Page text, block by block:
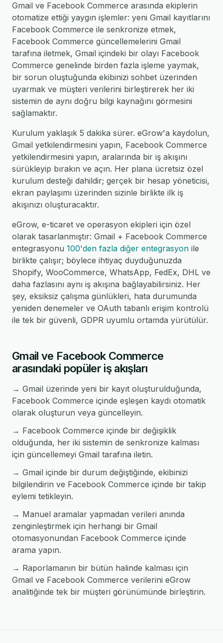
Gmail ve Facebook Commerce arasında ekiplerin
otomatize ettiği yaygın işlemler: yeni Gmail kayıtlarını
Facebook Commerce ile senkronize etmek,
Facebook Commerce güncellemelerini Gmail
tarafına iletmek, Gmail içindeki bir olayı Facebook
Commerce genelinde birden fazla işleme yaymak,
bir sorun oluştuğunda ekibinizi sohbet üzerinden
uyarmak ve müşteri verilerini birleştirerek her iki
sistemin de aynı doğru bilgi kaynağını görmesini
sağlamaktır.
Kurulum yaklaşık 5 dakika sürer. eGrow'a kaydolun,
Gmail yetkilendirmesini yapın, Facebook Commerce
yetkilendirmesini yapın, aralarında bir iş akışını
sürükleyip bırakın ve açın. Her plana ücretsiz özel
kurulum desteği dahildir; gerçek bir hesap yöneticisi,
ekran paylaşımı üzerinden sizinle birlikte ilk iş
akışınızı oluşturacaktır.
eGrow, e-ticaret ve operasyon ekipleri için özel
olarak tasarlanmıştır: Gmail + Facebook Commerce
entegrasyonu 100'den fazla diğer entegrasyon ile
birlikte çalışır; böylece ihtiyaç duyduğunuzda
Shopify, WooCommerce, WhatsApp, FedEx, DHL ve
daha fazlasını aynı iş akışına bağlayabilirsiniz. Her
şey, eksiksiz çalışma günlükleri, hata durumunda
yeniden denemeler ve OAuth tabanlı erişim kontrolü
ile tek bir güvenli, GDPR uyumlu ortamda yürütülür.
Gmail ve Facebook Commerce
arasındaki popüler iş akışları
→ Gmail üzerinde yeni bir kayıt oluşturulduğunda,
Facebook Commerce içinde eşleşen kaydı otomatik
olarak oluşturun veya güncelleyin.
→ Facebook Commerce içinde bir değişiklik
olduğunda, her iki sistemin de senkronize kalması
için güncellemeyi Gmail tarafına iletin.
→ Gmail içinde bir durum değiştiğinde, ekibinizi
bilgilendirin ve Facebook Commerce içinde bir takip
eylemi tetikleyin.
→ Manuel aramalar yapmadan verileri anında
zenginleştirmek için herhangi bir Gmail
otomasyonundan Facebook Commerce içinde
arama yapın.
→ Raporlamanın bir bütün halinde kalması için
Gmail ve Facebook Commerce verilerini eGrow
analitiğinde tek bir müşteri görünümünde birleştirin.